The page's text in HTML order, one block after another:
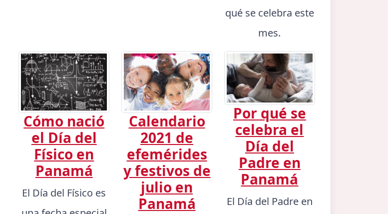
qué se celebra este
mes.
Cómo nació
el Día del
Físico en
Panamá
El Día del Físico es
Calendario
2021 de
efemérides
y festivos de
julio en
Panamá
Por qué se
celebra el
Día del
Padre en
Panamá
El Día del Padre en